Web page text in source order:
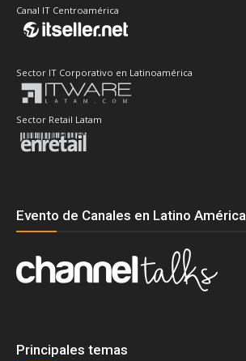
Canal IT Centroamérica
Sector IT Corporativo en Latinoamérica
Sector Retail Latam
Evento de Canales en Latino América
Principales temas